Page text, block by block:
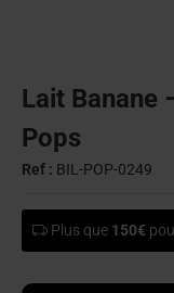
Lait Banane
Pops
Ref : BIL-POP-0249
Plus que 150€